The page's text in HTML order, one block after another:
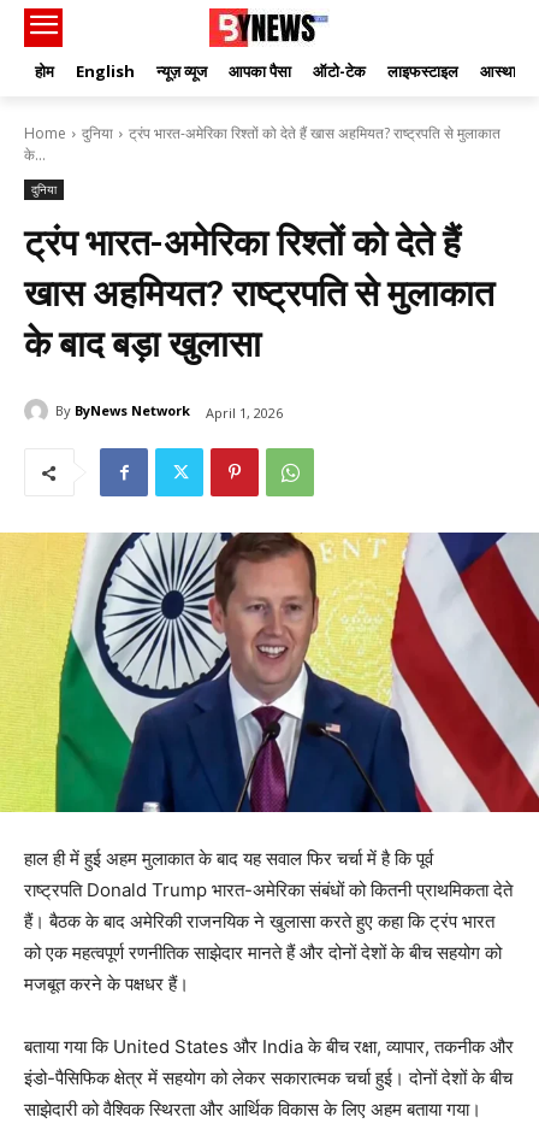
होम English न्यूज़ व्यूज आपका पैसा ऑटो-टेक लाइफस्टाइल आस्था
Home दुनिया
ट्रंप भारत-अमेरिका रिश्तों को देते हैं खास अहमियत? राष्ट्रपति से मुलाकात
के...
दुनिया
ट्रंप भारत-अमेरिका रिश्तों को देते हैं
खास अहमियत? राष्ट्रपति से मुलाकात
के बाद बड़ा खुलासा
By ByNews Network April 1, 2026
हाल ही में हुई अहम मुलाकात के बाद यह सवाल फिर चर्चा में है कि पूर्व
राष्ट्रपति Donald Trump भारत-अमेरिका संबंधों को कितनी प्राथमिकता देते
हैं। बैठक के बाद अमेरिकी राजनयिक ने खुलासा करते हुए कहा कि ट्रंप भारत
को एक महत्वपूर्ण रणनीतिक साझेदार मानते हैं और दोनों देशों के बीच सहयोग को
मजबूत करने के पक्षधर हैं।
बताया गया कि United States और India के बीच रक्षा, व्यापार, तकनीक और
इंडो-पैसिफिक क्षेत्र में सहयोग को लेकर सकारात्मक चर्चा हुई। दोनों देशों के बीच
साझेदारी को वैश्विक स्थिरता और आर्थिक विकास के लिए अहम बताया गया।